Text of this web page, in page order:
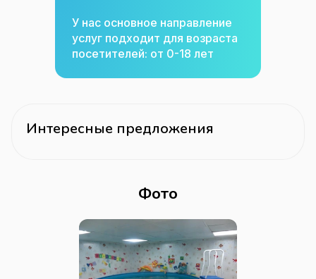
У нас основное направление
услуг подходит для возраста
посетителей: от 0-18 лет
Интересные предложения
Фото